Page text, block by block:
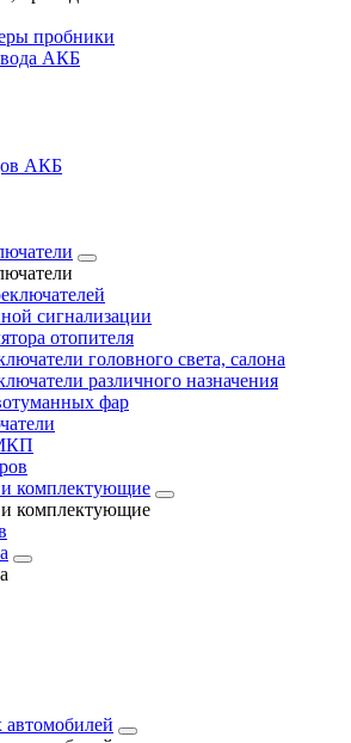
пробники
АКБ
АКБ
сигнализации
отопителя
головного света, салона
различного назначения
фар
и комплектующие
и комплектующие
автомобилей